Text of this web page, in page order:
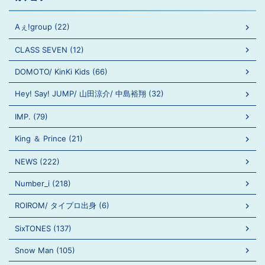
Aぇ!group (22)
CLASS SEVEN (12)
DOMOTO/ KinKi Kids (66)
Hey! Say! JUMP/ 山田涼介/ 中島裕翔 (32)
IMP. (79)
King ＆ Prince (21)
NEWS (222)
Number_i (218)
ROIROM/ タイプロ出身 (6)
SixTONES (137)
Snow Man (105)